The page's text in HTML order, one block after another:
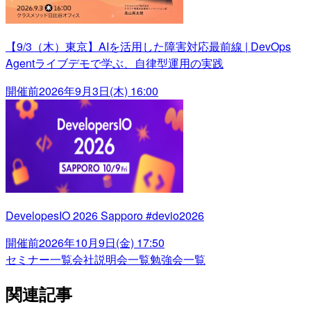
【9/3（木）東京】AIを活用した障害対応最前線 | DevOps
Agentライブデモで学ぶ、自律型運用の実践
開催前2026年9月3日(木) 16:00
DevelopesIO 2026 Sapporo #devio2026
開催前2026年10月9日(金) 17:50
セミナー一覧会社説明会一覧勉強会一覧
関連記事